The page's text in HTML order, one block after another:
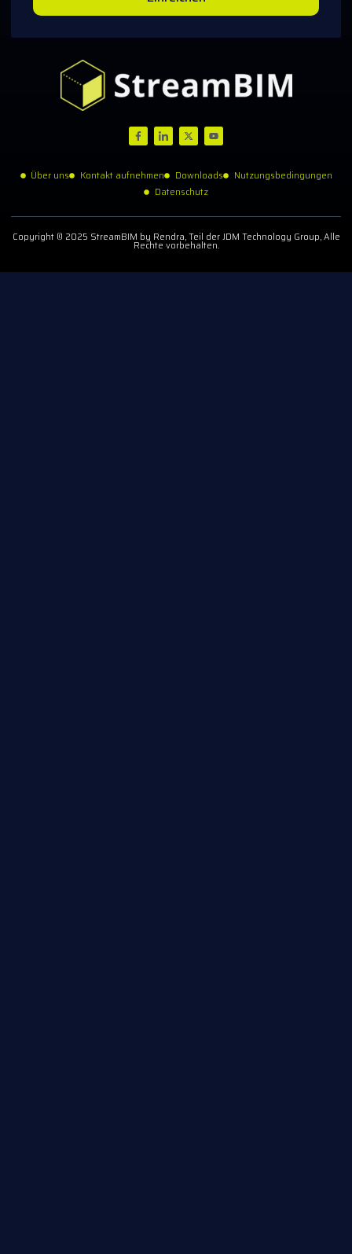
Über uns Kontakt aufnehmen Downloads
Nutzungsbedingungen
Datenschutz
Copyright © 2025 StreamBIM by Rendra, Teil der JDM Technology Group, Alle
Rechte vorbehalten.